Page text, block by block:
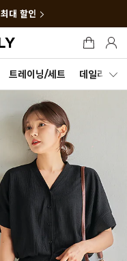
대 할인
트레이닝/세트 데일리세트